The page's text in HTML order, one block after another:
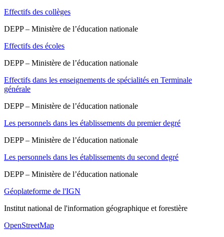
Effectifs des collèges
DEPP – Ministère de l’éducation nationale
Effectifs des écoles
DEPP – Ministère de l’éducation nationale
Effectifs dans les enseignements de spécialités en Terminale
générale
DEPP – Ministère de l’éducation nationale
Les personnels dans les établissements du premier degré
DEPP – Ministère de l’éducation nationale
Les personnels dans les établissements du second degré
DEPP – Ministère de l’éducation nationale
Géoplateforme de l'IGN
Institut national de l'information géographique et forestière
OpenStreetMap